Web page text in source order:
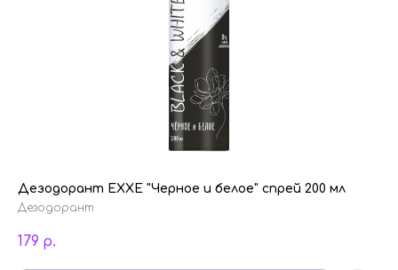
Дезодорант EXXE "Черное и белое" спрей 200 мл
Дезодорант
179 р.